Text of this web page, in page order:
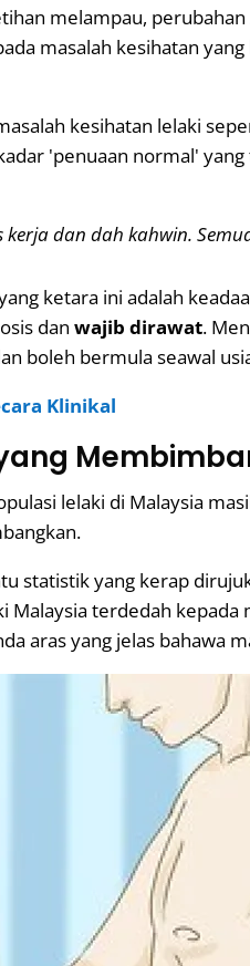
melampau, perubahan
masalah kesihatan
kesihatan lelaki
'penuaan normal'
dan dah kahwin.
ketara ini adalah
dan wajib dirawat.
boleh bermula seawal
Klinikal
lelaki di Malaysia
statistik yang kerap
terdedah kepada
aras yang jelas bahawa